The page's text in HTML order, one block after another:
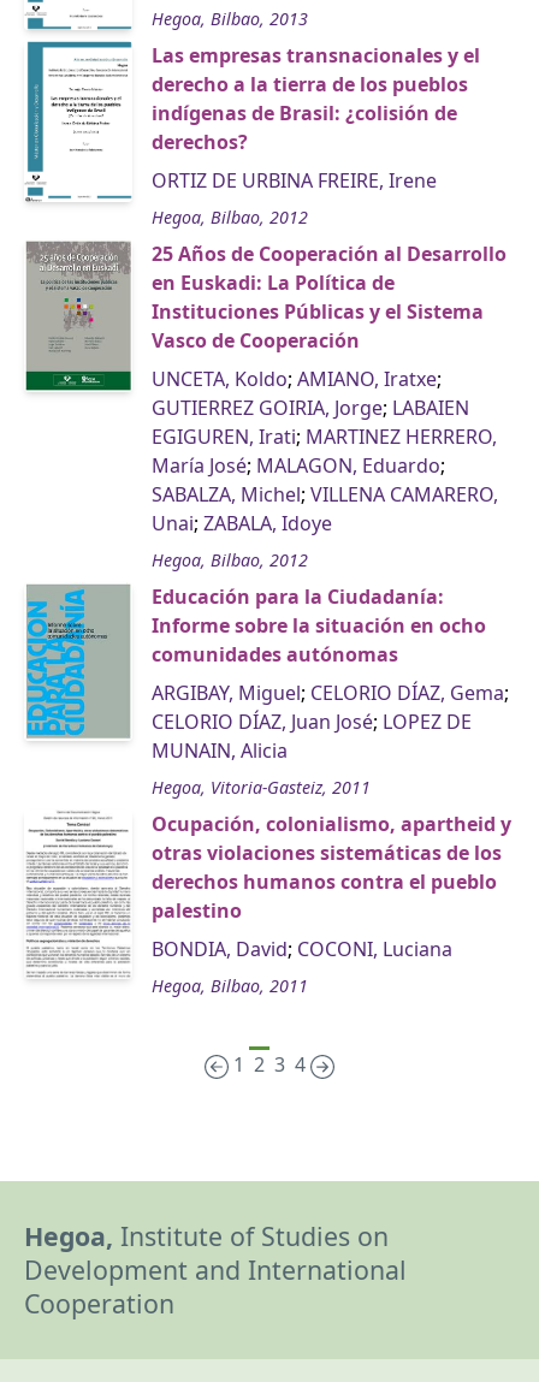
Hegoa, Bilbao, 2013
Las empresas transnacionales y el
derecho a la tierra de los pueblos
indígenas de Brasil: ¿colisión de
derechos?
ORTIZ DE URBINA FREIRE, Irene
Hegoa, Bilbao, 2012
25 Años de Cooperación al Desarrollo
en Euskadi: La Política de
Instituciones Públicas y el Sistema
Vasco de Cooperación
UNCETA, Koldo; AMIANO, Iratxe;
GUTIERREZ GOIRIA, Jorge; LABAIEN
EGIGUREN, Irati; MARTINEZ HERRERO,
María José; MALAGON, Eduardo;
SABALZA, Michel; VILLENA CAMARERO,
Unai; ZABALA, Idoye
Hegoa, Bilbao, 2012
Educación para la Ciudadanía:
Informe sobre la situación en ocho
comunidades autónomas
ARGIBAY, Miguel; CELORIO DÍAZ, Gema;
CELORIO DÍAZ, Juan José; LOPEZ DE
MUNAIN, Alicia
Hegoa, Vitoria-Gasteiz, 2011
Ocupación, colonialismo, apartheid y
otras violaciones sistemáticas de los
derechos humanos contra el pueblo
palestino
BONDIA, David; COCONI, Luciana
Hegoa, Bilbao, 2011
1 2 3 4
Hegoa, Institute of Studies on
Development and International
Cooperation